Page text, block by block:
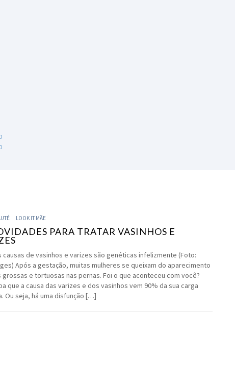
LOOK IT MÃE
PARA TRATAR VASINHOS E
causas de vasinhos e varizes são genéticas infelizmente (Foto:
Após a gestação, muitas mulheres se queixam do aparecimento
grossas e tortuosas nas pernas. Foi o que aconteceu com você?
que a causa das varizes e dos vasinhos vem 90% da sua carga
Ou seja, há uma disfunção […]